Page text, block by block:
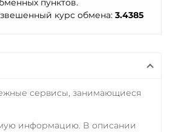
пунктов.
курс обмена: 3.4385
сервисы, занимающиеся
информацию. В описании